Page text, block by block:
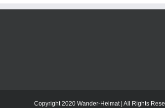
Copyright 2020 Wander-Heimat | All Rights